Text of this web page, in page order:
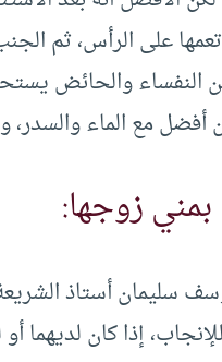
على الرأس، ثم
النفساء والحائض
مع الماء والسدر،
بمني زوجها:
سليمان أستاذ
إذا كان